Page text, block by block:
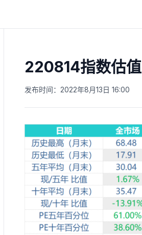
220814指数估值
发布时间： 2022年8月13日 16:00